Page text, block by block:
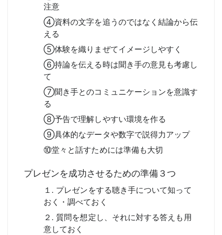
注意
④資料の文字を追うのではなく結論から伝
える
⑤体験を織りまぜてイメージしやすく
⑥持論を伝える時は聞き手の意見も考慮し
て
⑦聞き手とのコミュニケーションを意識す
る
⑧予告で理解しやすい環境を作る
⑨具体的なデータや数字で説得力アップ
⑩堂々と話すためには準備も大切
プレゼンを成功させるための準備３つ
１. プレゼンをする聴き手について知って
おく・調べておく
２. 質問を想定し、それに対する答えも用
意しておく